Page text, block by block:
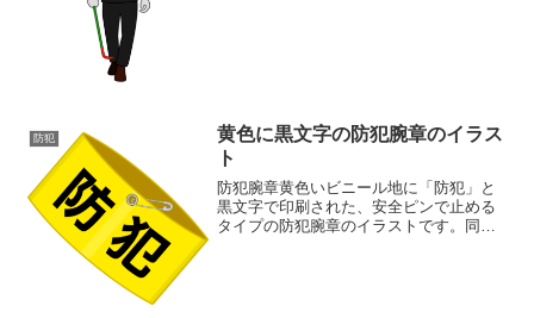
防犯
黄色に黒文字の防犯腕章のイラス
ト
防犯腕章黄色いビニール地に「防犯」と
黒文字で印刷された、安全ピンで止める
タイプの防犯腕章のイラストです。同ジ